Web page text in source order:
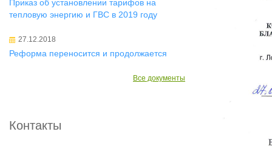
Приказ об установлении тарифов на
тепловую энергию и ГВС в 2019 году
27.12.2018
Реформа переносится и продолжается
Все документы
Контакты